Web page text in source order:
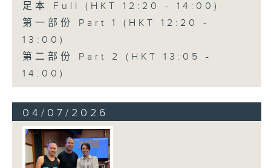
足本 Full (HKT 12:20 - 14:00)
第一部份 Part 1 (HKT 12:20 -
13:00)
第二部份 Part 2 (HKT 13:05 -
14:00)
04/07/2026